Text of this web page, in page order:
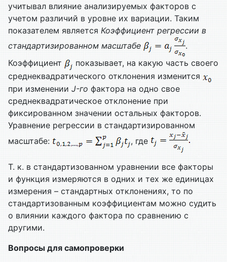
учитывал влияние анализируемых факторов с
учетом различий в уровне их вариации. Таким
показателем является Коэффициент регрессии в
стандартизированном масштабе
.
Коэффициент
показывает, на какую часть своего
среднеквадратического отклонения изменится
при изменении J-го фактора на одно свое
среднеквадратическое отклонение при
фиксированном значении остальных факторов.
Уравнение регрессии в стандартизированном
масштабе:
, где
Т. к. в стандартизованном уравнении все факторы
и функция измеряются в одних и тех же единицах
измерения – стандартных отклонениях, то по
стандартизованным коэффициентам можно судить
о влиянии каждого фактора по сравнению с
другими.
Вопросы для самопроверки